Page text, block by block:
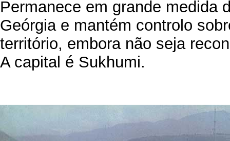
Permanece em grande medida
Geórgia e mantém controlo
território, embora não seja
A capital é Sukhumi.